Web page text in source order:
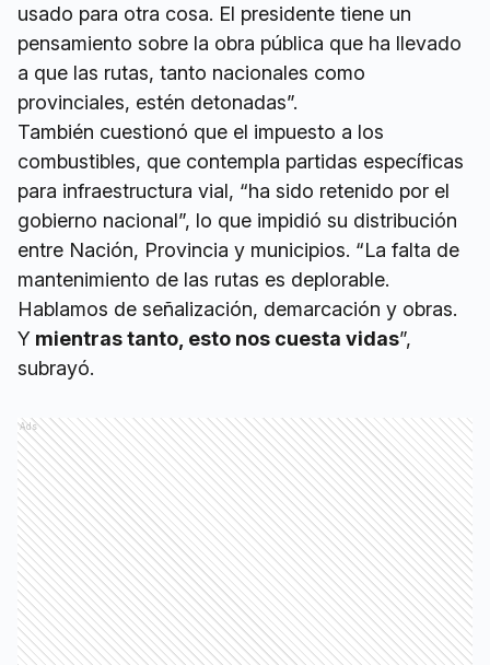
usado para otra cosa. El presidente tiene un
pensamiento sobre la obra pública que ha llevado
a que las rutas, tanto nacionales como
provinciales, estén detonadas”.
También cuestionó que el impuesto a los
combustibles, que contempla partidas específicas
para infraestructura vial, “ha sido retenido por el
gobierno nacional”, lo que impidió su distribución
entre Nación, Provincia y municipios. “La falta de
mantenimiento de las rutas es deplorable.
Hablamos de señalización, demarcación y obras.
Y mientras tanto, esto nos cuesta vidas”,
subrayó.
Ads